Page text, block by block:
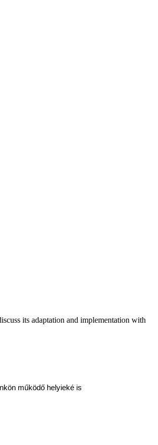
its adaptation and implementation with
működő helyieké is